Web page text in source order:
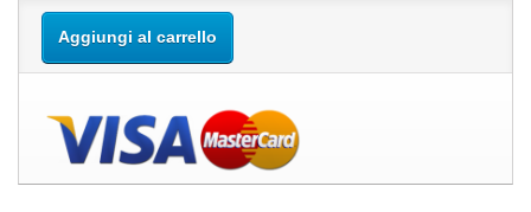
Aggiungi al carrello